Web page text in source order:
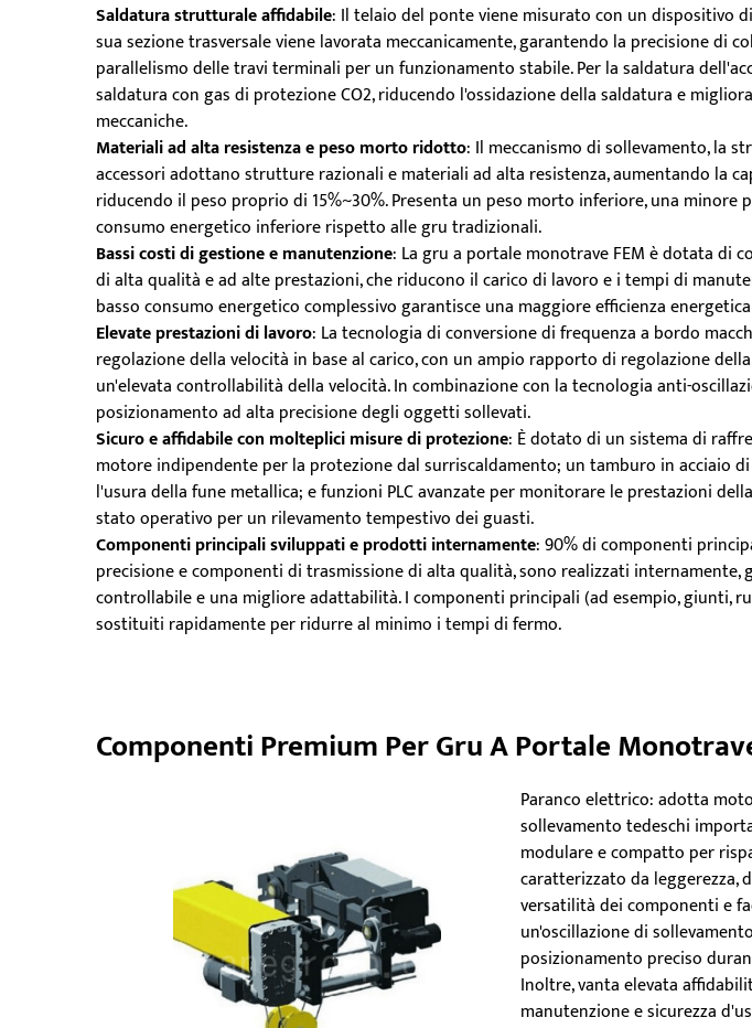
Saldatura strutturale affidabile: Il telaio del ponte viene misurato con un dispositivo
sua sezione trasversale viene lavorata meccanicamente, garantendo la precisione di
parallelismo delle travi terminali per un funzionamento stabile. Per la saldatura
saldatura con gas di protezione CO2, riducendo l'ossidazione della saldatura e
meccaniche.
Materiali ad alta resistenza e peso morto ridotto: Il meccanismo di sollevamento, la
accessori adottano strutture razionali e materiali ad alta resistenza, aumentando la
riducendo il peso proprio di 15%~30%. Presenta un peso morto inferiore, una minore
consumo energetico inferiore rispetto alle gru tradizionali.
Bassi costi di gestione e manutenzione: La gru a portale monotrave FEM è dotata di
di alta qualità e ad alte prestazioni, che riducono il carico di lavoro e i tempi di
basso consumo energetico complessivo garantisce una maggiore efficienza
Elevate prestazioni di lavoro: La tecnologia di conversione di frequenza a bordo
regolazione della velocità in base al carico, con un ampio rapporto di regolazione
un'elevata controllabilità della velocità. In combinazione con la tecnologia anti-
posizionamento ad alta precisione degli oggetti sollevati.
Sicuro e affidabile con molteplici misure di protezione: È dotato di un sistema di
motore indipendente per la protezione dal surriscaldamento; un tamburo in acciaio
l'usura della fune metallica; e funzioni PLC avanzate per monitorare le prestazioni
stato operativo per un rilevamento tempestivo dei guasti.
Componenti principali sviluppati e prodotti internamente: 90% di componenti
precisione e componenti di trasmissione di alta qualità, sono realizzati internamente,
controllabile e una migliore adattabilità. I componenti principali (ad esempio, giunti,
sostituiti rapidamente per ridurre al minimo i tempi di fermo.
Componenti Premium Per Gru A Portale
Paranco elettrico: adotta
sollevamento tedeschi
modulare e compatto per
caratterizzato da leggerezza,
versatilità dei componenti e
un'oscillazione di
posizionamento preciso
Inoltre, vanta elevata
manutenzione e sicurezza